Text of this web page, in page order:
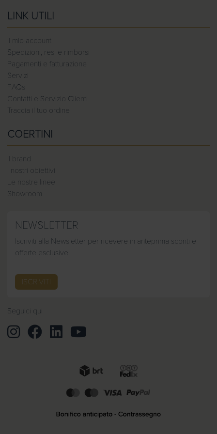
LINK UTILI
Il mio account
Spedizioni, resi e rimborsi
Pagamenti e fatturazione
Servizi
FAQs
Contatti e Servizio Clienti
Traccia il tuo ordine
COERTINI
Il brand
I nostri obiettivi
Le nostre linee
Showroom
NEWSLETTER
Iscriviti alla Newsletter per ricevere in anteprima sconti e
offerte esclusive
ISCRIVITI
Seguici qui